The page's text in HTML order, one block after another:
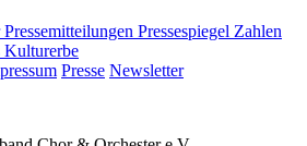
Pressemitteilungen Pressespiegel Zahlen
Kulturerbe
Presse Newsletter